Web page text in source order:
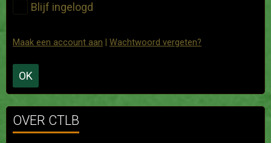
Blijf ingelogd
Maak een account aan Wachtwoord vergeten?
OK
OVER CTLB